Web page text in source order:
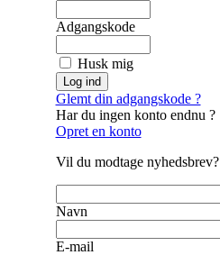
Adgangskode
Husk mig
Glemt din adgangskode ?
Har du ingen konto endnu ?
Opret en konto
Vil du modtage nyhedsbrev?
Navn
E-mail